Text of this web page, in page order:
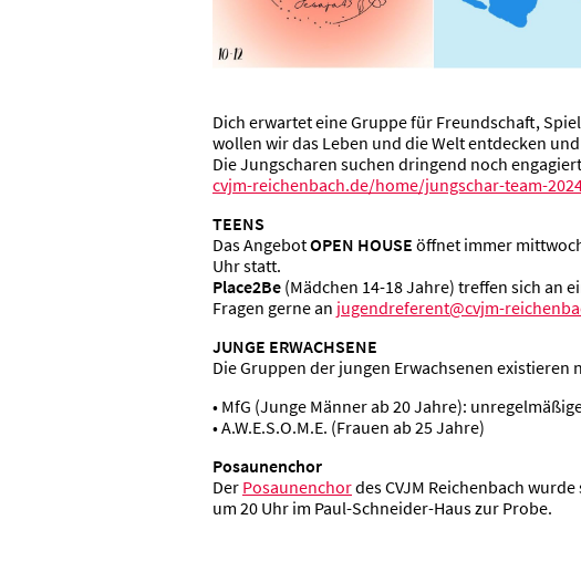
Dich erwartet eine Gruppe für Freundschaft,
wollen wir das Leben und die Welt entdecken
Die Jungscharen suchen dringend noch
cvjm-reichenbach.de/home/jungschar-team-
TEENS
Das AngebotOPEN HOUSE öffnet immer
Uhr statt.
Place2Be (Mädchen 14-18 Jahre) treffen sich an
Fragen gerne an jugendreferent@cvjm-
JUNGE ERWACHSENE
Die Gruppen der jungen Erwachsenen
• MfG (Junge Männer ab 20 Jahre):
• A.W.E.S.O.M.E. (Frauen ab 25 Jahre)
Posaunenchor
Der Posaunenchordes CVJM Reichenbach
um 20 Uhr im Paul-Schneider-Haus zur Probe.